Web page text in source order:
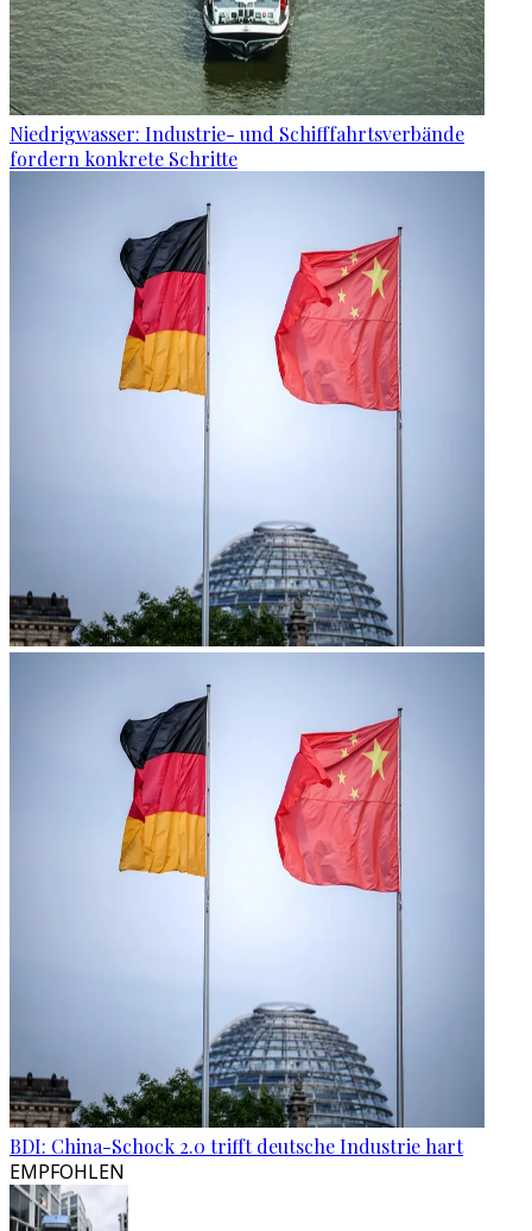
Niedrigwasser: Industrie- und Schifffahrtsverbände
fordern konkrete Schritte
BDI: China-Schock 2.0 trifft deutsche Industrie hart
EMPFOHLEN